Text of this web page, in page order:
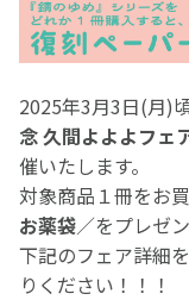
2025年3月3日(月)
念 久間よよよフェ
催いたします。
対象商品１冊をお
お薬袋／をプレゼ
下記のフェア詳細
りください！！！